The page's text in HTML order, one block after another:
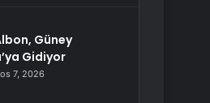
Güney
Gidiyor
7, 2026